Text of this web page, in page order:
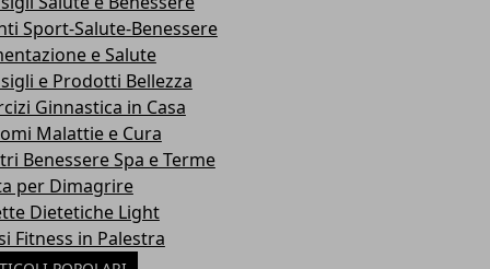
Sport-Salute-Benessere
e Salute
e Prodotti Bellezza
Ginnastica in Casa
Malattie e Cura
Benessere Spa e Terme
per Dimagrire
Dietetiche Light
Fitness in Palestra